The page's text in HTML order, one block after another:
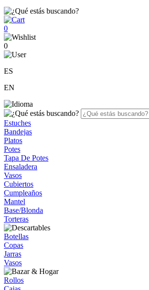
0
0
ES
EN
Estuches
Bandejas
Platos
Potes
Tapa De Potes
Ensaladera
Vasos
Cubiertos
Cumpleaños
Mantel
Base/Blonda
Torteras
Botellas
Copas
Jarras
Vasos
Rollos